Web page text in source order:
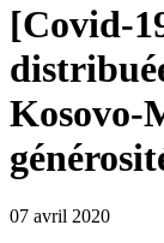
[Covid-
Kosovo-
07 avril 2020